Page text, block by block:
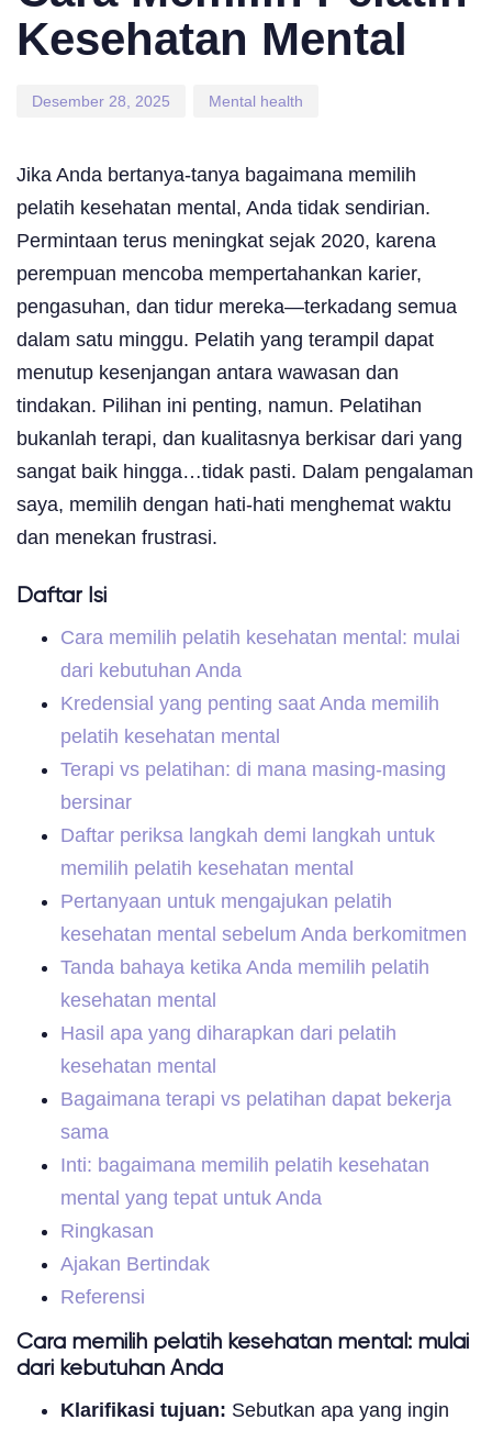
Kesehatan Mental
Desember 28, 2025 Mental health
Jika Anda bertanya-tanya bagaimana memilih
pelatih kesehatan mental, Anda tidak sendirian.
Permintaan terus meningkat sejak 2020, karena
perempuan mencoba mempertahankan karier,
pengasuhan, dan tidur mereka—terkadang semua
dalam satu minggu. Pelatih yang terampil dapat
menutup kesenjangan antara wawasan dan
tindakan. Pilihan ini penting, namun. Pelatihan
bukanlah terapi, dan kualitasnya berkisar dari yang
sangat baik hingga…tidak pasti. Dalam pengalaman
saya, memilih dengan hati-hati menghemat waktu
dan menekan frustrasi.
Daftar Isi
Cara memilih pelatih kesehatan mental: mulai
dari kebutuhan Anda
Kredensial yang penting saat Anda memilih
pelatih kesehatan mental
Terapi vs pelatihan: di mana masing-masing
bersinar
Daftar periksa langkah demi langkah untuk
memilih pelatih kesehatan mental
Pertanyaan untuk mengajukan pelatih
kesehatan mental sebelum Anda berkomitmen
Tanda bahaya ketika Anda memilih pelatih
kesehatan mental
Hasil apa yang diharapkan dari pelatih
kesehatan mental
Bagaimana terapi vs pelatihan dapat bekerja
sama
Inti: bagaimana memilih pelatih kesehatan
mental yang tepat untuk Anda
Ringkasan
Ajakan Bertindak
Referensi
Cara memilih pelatih kesehatan mental: mulai
dari kebutuhan Anda
Klarifikasi tujuan: Sebutkan apa yang ingin